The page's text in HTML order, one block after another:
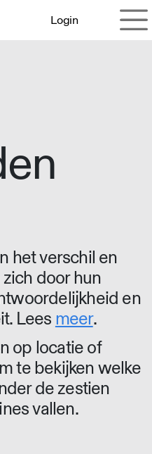
Login
het verschil en
door hun
en
Lees meer.
op locatie of
te bekijken welke
de zestien
vallen.